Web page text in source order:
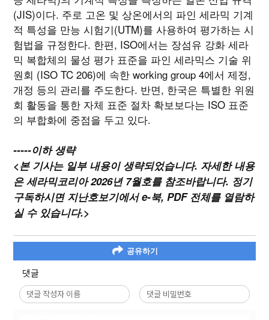
(JIS)이다. 주로 고온 및 상온에서의 파인 세라믹 기계
적 특성을 만능 시험기(UTM)를 사용하여 평가하는 시
험법을 규정한다. 한편, ISO에서는 장섬유 강화 세라
믹 복합체의 물성 평가 표준을 파인 세라믹스 기술 위
원회 (ISO TC 206)에 속한 working group 4에서 제정,
개정 등의 관리를 주도한다. 반면, 한국은 특별한 위원
회 활동을 통한 자체 표준 절차 확보보다는 ISO 표준
의 부합화에 중점을 두고 있다.
-----이하 생략
<본 기사는 일부 내용이 생략되었습니다. 자세한 내용
은 세라믹코리아 2026년 7월호를 참조바랍니다. 정기
구독하시면 지난호보기에서 e-북, PDF 전체를 열람하
실 수 있습니다.>
공유하기
댓글